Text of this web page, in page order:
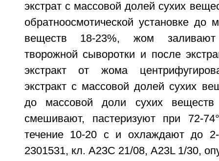
экстрат с массовой долей сухих
обратноосмотической установке до
веществ 18-23%, жом заливают
творожной сыворотки и после
экстракт от жома
экстракт с массовой долей сухих
до массовой доли сухих веществ
смешивают, пастеризуют при 72-
течение 10-20 с и охлаждают до
2301531, кл. А23С 21/08, A23L 1/30,